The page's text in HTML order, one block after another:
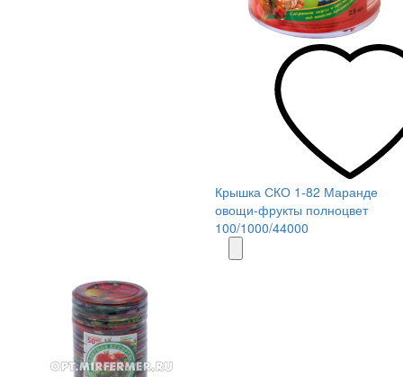
Крышка СКО 1-82 Маранде
овощи-фрукты полноцвет
100/1000/44000